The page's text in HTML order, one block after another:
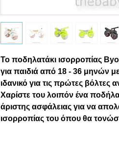
Το ποδηλατάκι ισορροπίας
για παιδιά από 18 - 36 μηνών
ιδανικό για τις πρώτες βόλτες
Χαρίστε του λοιπόν ένα
άριστης ασφάλειας για να
ισορροπίας του όπου θα